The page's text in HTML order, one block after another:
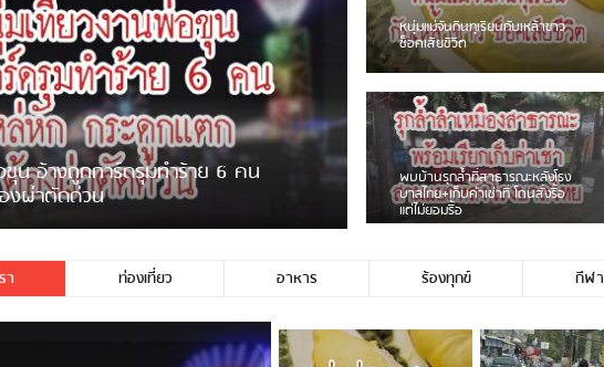
พบพม่าเร่ขายพวงมาลัยหน้าพ่อขุนฯ
แจ้งว่าตนเองไม่ใช่ประชาชนชาวเชียงร […]
ชาวเน็ตฮา! รถเครื่องแม่สายชน
ป้ายร้านโลงศพแล้วหนี พบเสาหัก
เบรคหัก หวิดได้ใช้บริการ
หนุ่มเจียงฮายจ่ม พบถังน้ำดื่มตก
กลางถนน รถเครื่องหลบไม่ทันล้ม
บาดเจ็บ
า ท่องเที่ยว อาหาร ร้องทุกข์ กีฬา